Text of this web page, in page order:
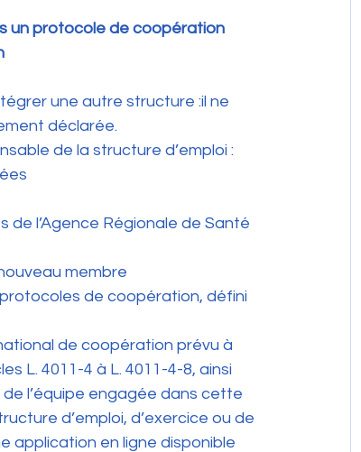
un protocole de coopération
une autre structure :il ne
déclarée.
de la structure d’emploi :
membre
de coopération, défini
de coopération prévu à
L. 4011-4 à L. 4011-4-8, ainsi
l’équipe engagée dans cette
d’emploi, d’exercice ou de
application en ligne disponible